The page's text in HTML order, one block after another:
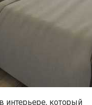
интерьере, который